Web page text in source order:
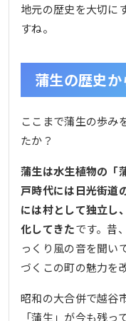
地元の歴史を大切に
すね。
蒲生の歴史か
ここまで蒲生の歩み
たか？
蒲生は水生植物の「
戸時代には日光街道
には村として独立し
化してきたです。昔
っくり風の音を聞い
づくこの町の魅力を
昭和の大合併で越谷
「蒲生」が今も残っ